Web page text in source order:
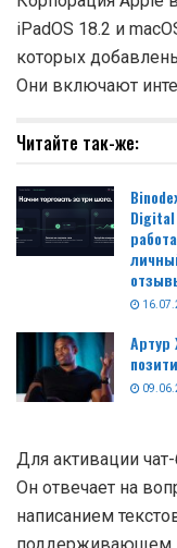
Корпорация Apple
iPadOS 18.2 и
которых
Они включают
Читайте так-же: